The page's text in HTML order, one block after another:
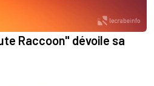
Raccoon" dévoile sa